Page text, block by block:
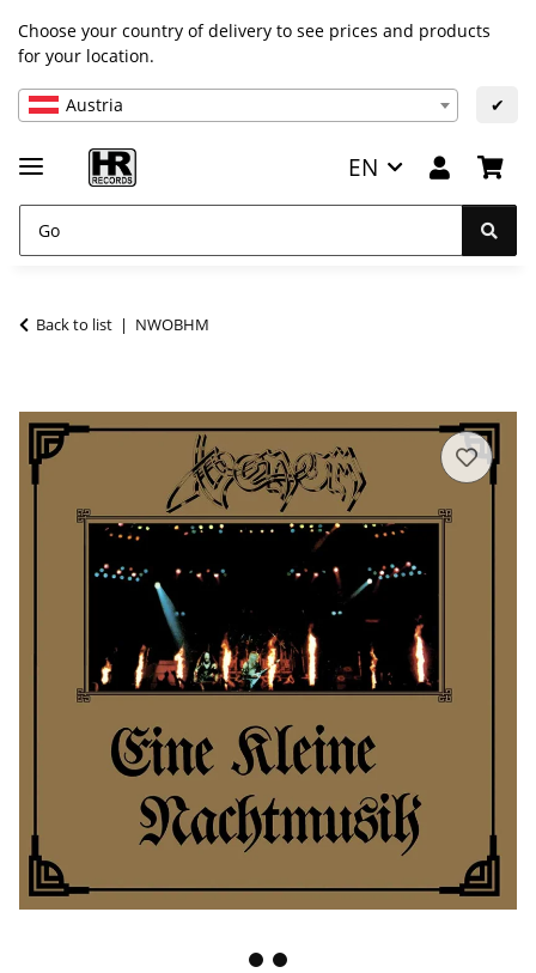
Choose your country of delivery to see prices and products
for your location.
Austria ✔
EN
Back to list NWOBHM